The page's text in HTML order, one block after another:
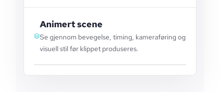
Animert scene
Se gjennom bevegelse, timing, kameraføring og
visuell stil før klippet produseres.